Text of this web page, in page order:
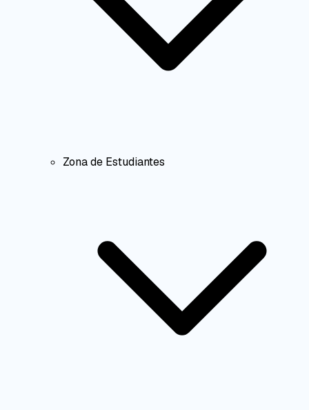
Zona de Estudiantes